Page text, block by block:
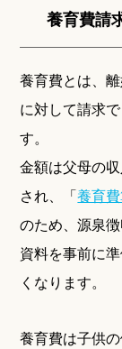
養育費請
養育費とは、
に対して請求
す。
金額は父母の
され、「養育
のため、源泉
資料を事前に
くなります。
養育費は子供